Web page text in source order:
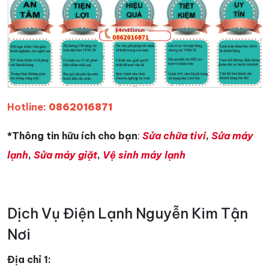
Hotline: 0862016871
*Thông tin hữu ích cho bạn: Sửa chữa tivi, Sửa máy
lạnh, Sửa máy giặt, Vệ sinh máy lạnh
Dịch Vụ Điện Lạnh Nguyễn Kim Tận
Nơi
Địa chỉ 1: